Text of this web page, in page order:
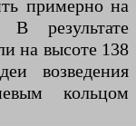
примерно на
результате
на высоте 138
возведения
кольцом